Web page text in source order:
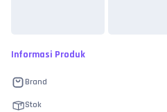
Informasi Produk
Brand
Stok